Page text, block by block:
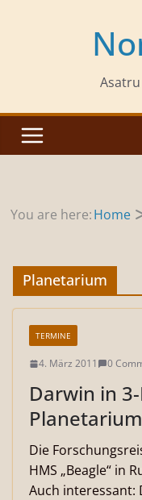
You are here:Home
Planetarium
TERMINE
4. März 2011 0
Darwin in
Planetarium
Die
HMS „Beagle“ in
Auch interessant: